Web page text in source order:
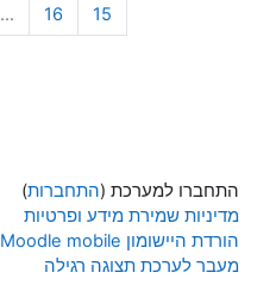
15עמוד 1516עמוד 16
…
התחברו למערכת (התחברות)
מדיניות שמירת מידע ופרטיות
הורדת היישומון Moodle mobile
מעבר לערכת תצוגה רגילה